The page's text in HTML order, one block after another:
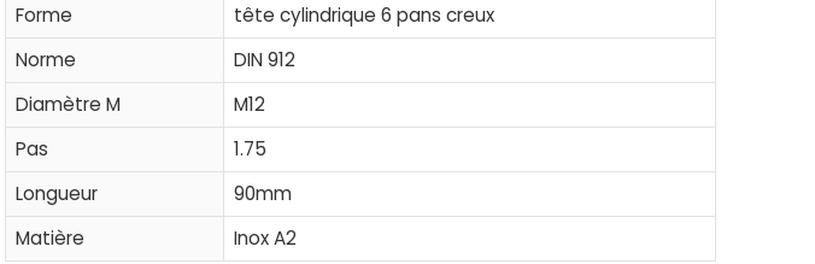
Forme
tête cylindrique 6 pans creux
Norme
DIN 912
Diamètre M
M12
Pas
1.75
Longueur
90mm
Matière
Inox A2